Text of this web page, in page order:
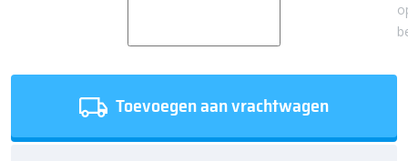
Toevoegen aan vrachtwagen